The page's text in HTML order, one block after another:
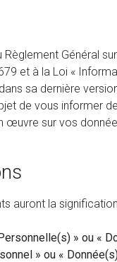
Général
et à la Loi «
sa dernière
de vous informer
œuvre sur vos
auront la
» ou «
» ou «